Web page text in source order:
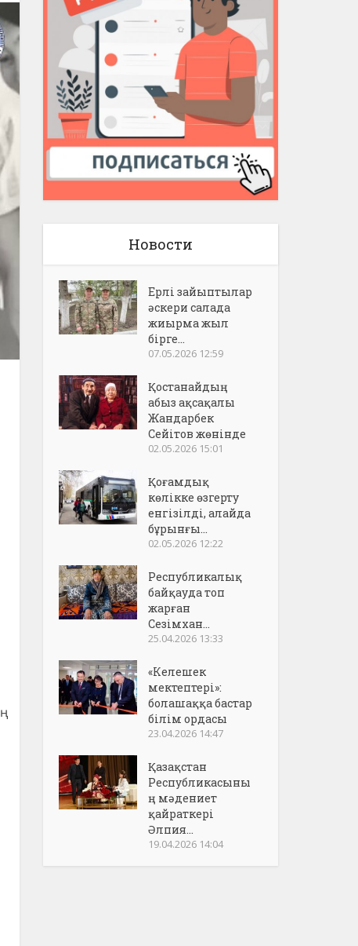
Новости
Ерлі зайыптылар
әскери салада
жиырма жыл
бірге...
07.05.2026 12:59
Қостанайдың
абыз ақсақалы
Жандарбек
Сейітов жөнінде
02.05.2026 15:01
Қоғамдық
көлікке өзгерту
енгізілді, алайда
бұрынғы...
02.05.2026 12:22
Республикалық
байқауда топ
жарған
Сезімхан...
25.04.2026 13:33
«Келешек
мектептері»:
болашаққа бастар
білім ордасы
23.04.2026 14:47
Қазақстан
Республикасыны
ң мәдениет
қайраткері
Әлпия...
19.04.2026 14:04